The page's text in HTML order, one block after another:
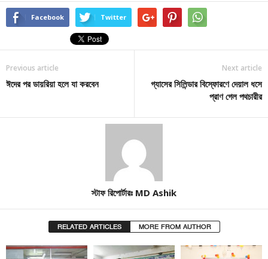
Facebook Twitter
Previous article
ঈদের পর ডায়রিয়া হলে যা করবেন
Next article
গ্যাসের সিলিন্ডার বিস্ফোরণে দেয়াল ধসে
প্রাণ গেল পথচারীর
স্টাফ রিপোর্টারঃ MD Ashik
RELATED ARTICLES MORE FROM AUTHOR